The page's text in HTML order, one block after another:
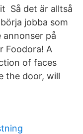
Så det är alltså
jobba som
annonser på
Foodora! A
of faces
the door, will